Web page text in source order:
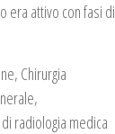
era attivo con fasi di
Chirurgia
radiologia medica